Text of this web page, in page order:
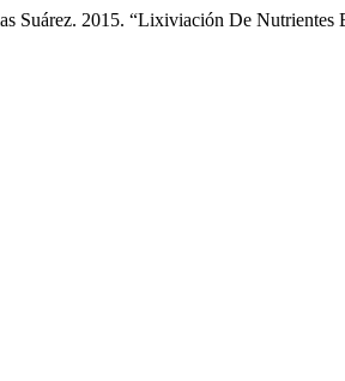
Suárez. 2015. “Lixiviación De